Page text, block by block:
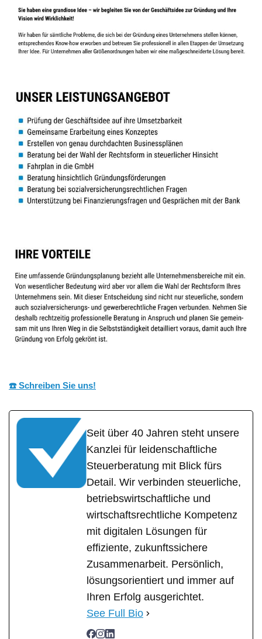
☎️ Schreiben Sie uns!
Seit über 40 Jahren steht unsere
Kanzlei für leidenschaftliche
Steuerberatung mit Blick fürs
Detail. Wir verbinden steuerliche,
betriebswirtschaftliche und
wirtschaftsrechtliche Kompetenz
mit digitalen Lösungen für
effiziente, zukunftssichere
Zusammenarbeit. Persönlich,
lösungsorientiert und immer auf
Ihren Erfolg ausgerichtet.
See Full Bio